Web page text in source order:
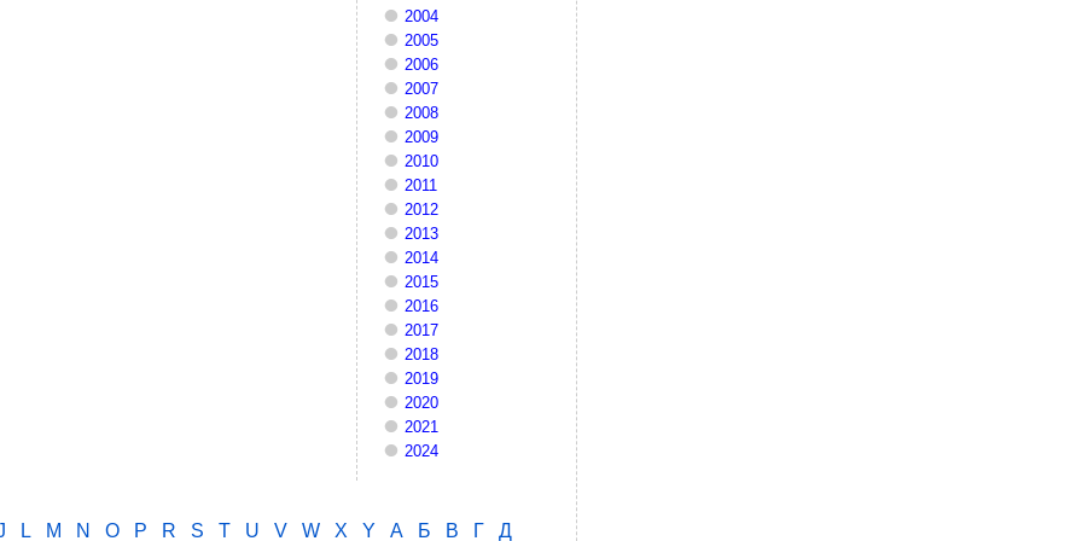
2004
2005
2006
2007
2008
2009
2010
2011
2012
2013
2014
2015
2016
2017
2018
2019
2020
2021
2024
L M N O P R S T U V W X Y А Б В Г
Д